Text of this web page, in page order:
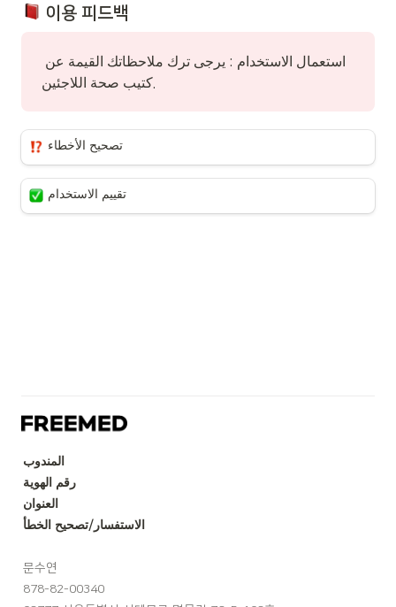
이용 피드백
تصحيح الأخطاء
تقييم الاستخدام
المندوب
رقم الهوية
العنوان
الاستفسار/تصحيح الخطأ
문수연
878-82-00340